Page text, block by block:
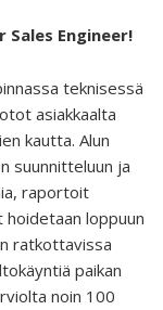
Engineer!
teknisessä
asiakkaalta
kautta. Alun
suunnitteluun ja
raportoit
loppuun
ratkottavissa
paikan
noin 100